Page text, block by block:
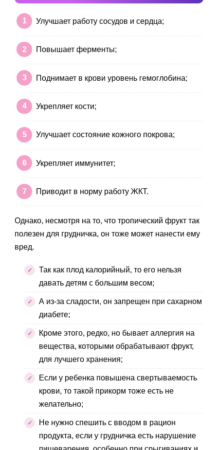
Улучшает работу сосудов и сердца;
Повышает ферменты;
Поднимает в крови уровень гемоглобина;
Укрепляет кости;
Улучшает состояние кожного покрова;
Укрепляет иммунитет;
Приводит в норму работу ЖКТ.
Однако, несмотря на то, что тропический фрукт так
полезен для грудничка, он тоже может нанести ему
вред.
Так как плод калорийный, то его нельзя
давать детям с большим весом;
А из-за сладости, он запрещен при сахарном
диабете;
Кроме этого, редко, но бывает аллергия на
вещества, которыми обрабатывают фрукт,
для лучшего хранения;
Если у ребенка повышена свертываемость
крови, то такой прикорм тоже есть не
желательно;
Не нужно спешить с вводом в рацион
продукта, если у грудничка есть нарушение